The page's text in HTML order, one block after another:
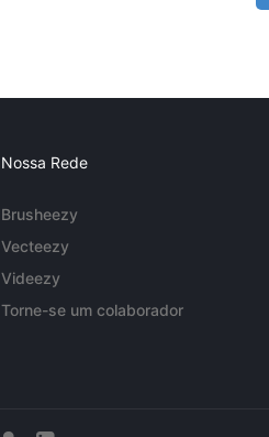
Nossa Rede
Brusheezy
Vecteezy
Videezy
Torne-se um colaborador